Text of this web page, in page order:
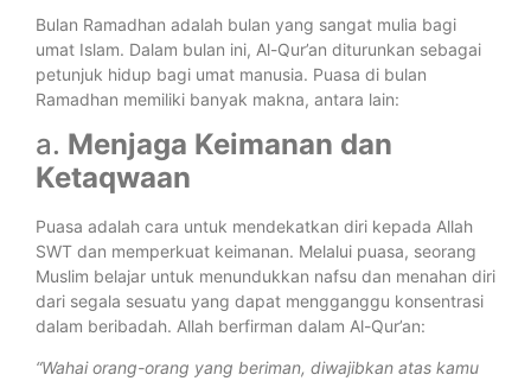
Bulan Ramadhan adalah bulan yang sangat mulia bagi
umat Islam. Dalam bulan ini, Al-Qur’an diturunkan sebagai
petunjuk hidup bagi umat manusia. Puasa di bulan
Ramadhan memiliki banyak makna, antara lain:
a. Menjaga Keimanan dan
Ketaqwaan
Puasa adalah cara untuk mendekatkan diri kepada Allah
SWT dan memperkuat keimanan. Melalui puasa, seorang
Muslim belajar untuk menundukkan nafsu dan menahan diri
dari segala sesuatu yang dapat mengganggu konsentrasi
dalam beribadah. Allah berfirman dalam Al-Qur’an:
“Wahai orang-orang yang beriman, diwajibkan atas kamu